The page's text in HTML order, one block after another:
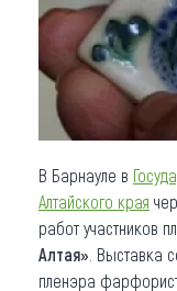
Коллекция
Другие
В Барнауле в
Алтайского края
работ участников
Алтая» . Выставка
пленэра